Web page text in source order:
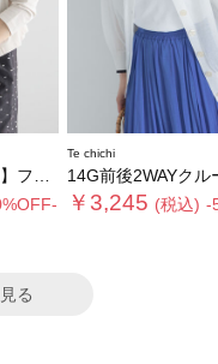
ディガン
Te chichi
14G前後2WAYクルーカー
￥3,245 (税込) -
る